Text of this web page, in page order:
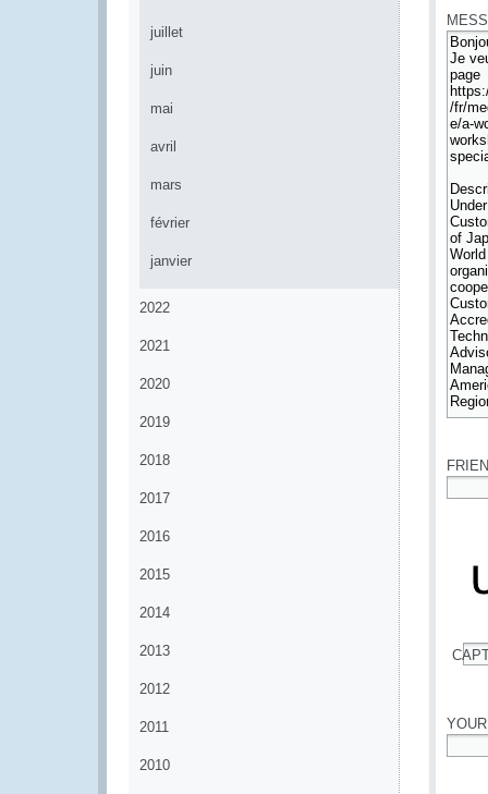
juillet
juin
mai
avril
mars
février
janvier
2022
2021
2020
2019
2018
2017
2016
2015
2014
2013
2012
2011
2010